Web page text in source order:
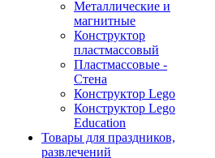
Металлические и
магнитные
Конструктор
пластмассовый
Пластмассовые -
Стена
Конструктор Lego
Конструктор Lego
Education
Товары для праздников,
развлечений